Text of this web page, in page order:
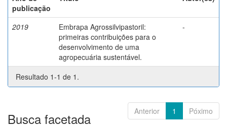
publicação
2019
Embrapa Agrossilvipastoril:
primeiras contribuições para o
desenvolvimento de uma
agropecuária sustentável.
-
Resultado 1-1 de 1.
Anterior 1 Póximo
Busca facetada